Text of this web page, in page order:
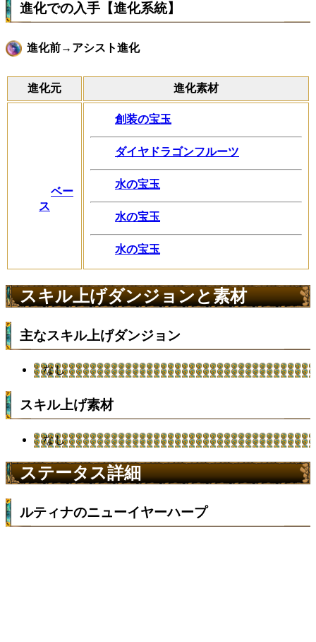
進化での入手【進化系統】
進化前→アシスト進化
進化元 進化素材
ベー
ス
創装の宝玉
ダイヤドラゴンフルーツ
水の宝玉
水の宝玉
水の宝玉
スキル上げダンジョンと素材
主なスキル上げダンジョン
なし
スキル上げ素材
なし
ステータス詳細
ルティナのニューイヤーハープ